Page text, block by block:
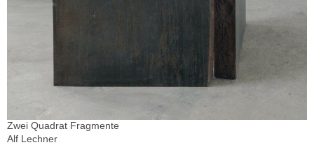
Zwei Quadrat Fragmente
Alf Lechner